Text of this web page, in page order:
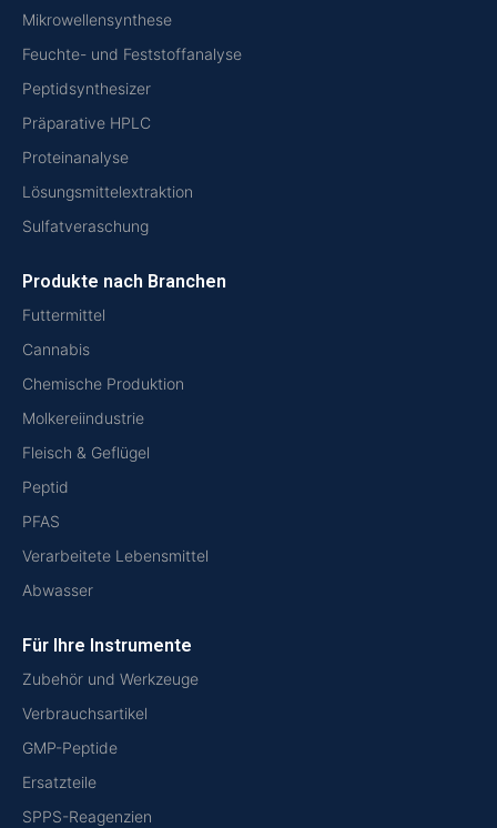
Mikrowellensynthese
Feuchte- und Feststoffanalyse
Peptidsynthesizer
Präparative HPLC
Proteinanalyse
Lösungsmittelextraktion
Sulfatveraschung
Produkte nach Branchen
Futtermittel
Cannabis
Chemische Produktion
Molkereiindustrie
Fleisch & Geflügel
Peptid
PFAS
Verarbeitete Lebensmittel
Abwasser
Für Ihre Instrumente
Zubehör und Werkzeuge
Verbrauchsartikel
GMP-Peptide
Ersatzteile
SPPS-Reagenzien